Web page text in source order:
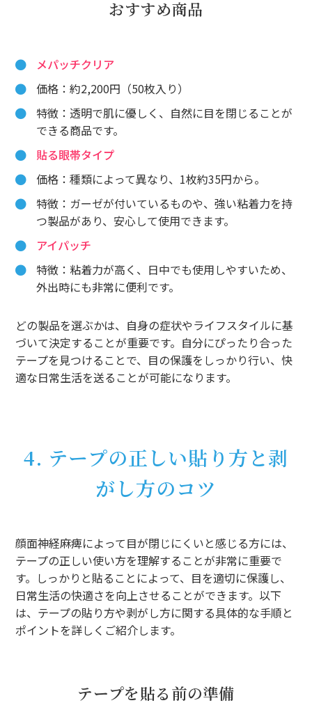
おすすめ商品
メパッチクリア
価格：約2,200円（50枚入り）
特徴：透明で肌に優しく、自然に目を閉じることが
できる商品です。
貼る眼帯タイプ
価格：種類によって異なり、1枚約35円から。
特徴：ガーゼが付いているものや、強い粘着力を持
つ製品があり、安心して使用できます。
アイパッチ
特徴：粘着力が高く、日中でも使用しやすいため、
外出時にも非常に便利です。
どの製品を選ぶかは、自身の症状やライフスタイルに基
づいて決定することが重要です。自分にぴったり合った
テープを見つけることで、目の保護をしっかり行い、快
適な日常生活を送ることが可能になります。
4. テープの正しい貼り方と剥
がし方のコツ
顔面神経麻痺によって目が閉じにくいと感じる方には、
テープの正しい使い方を理解することが非常に重要で
す。しっかりと貼ることによって、目を適切に保護し、
日常生活の快適さを向上させることができます。以下
は、テープの貼り方や剥がし方に関する具体的な手順と
ポイントを詳しくご紹介します。
テープを貼る前の準備